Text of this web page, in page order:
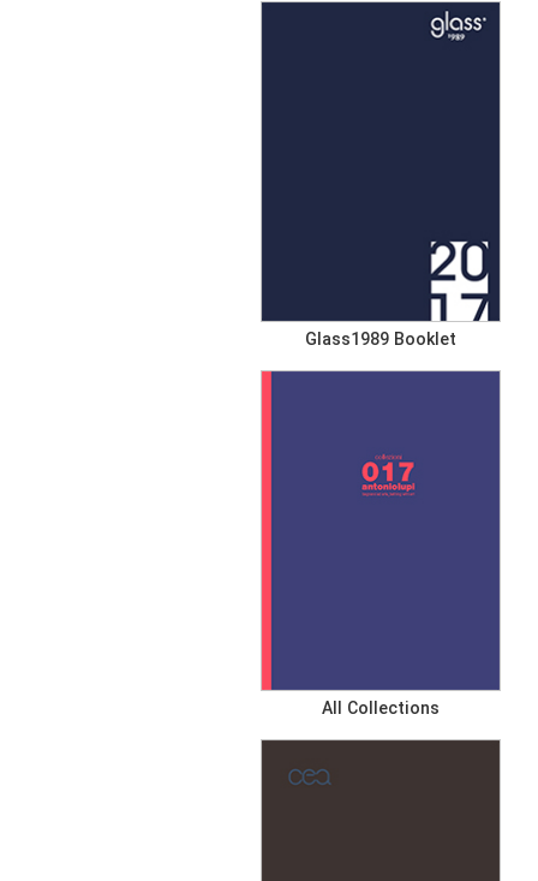
Glass1989 Booklet
All Collections